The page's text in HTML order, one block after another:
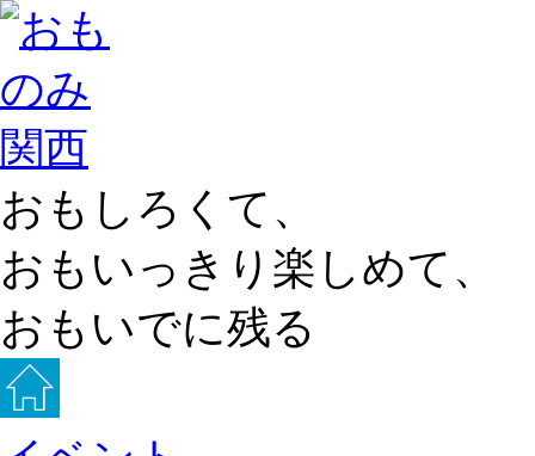
おもしろくて、
おもいっきり楽しめて、
おもいでに残る